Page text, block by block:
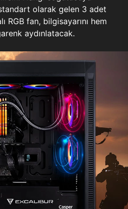
olarak gelen 3 adet
RGB fan, bilgisayarını hem
aydınlatacak.